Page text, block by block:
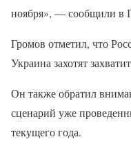
ноября», — сообщили в
Громов отметил, что
Украина захотят
Он также обратил
сценарий уже
текущего года.